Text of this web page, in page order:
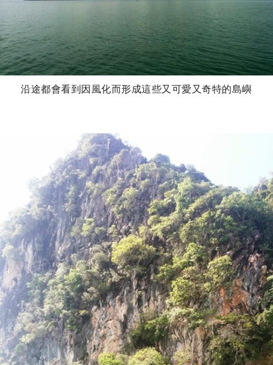
沿途都會看到因風化而形成這些又可愛又奇特的島嶼